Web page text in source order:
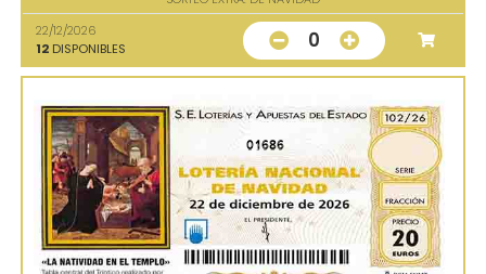
22/12/2026
12 DISPONIBLES 0
01686